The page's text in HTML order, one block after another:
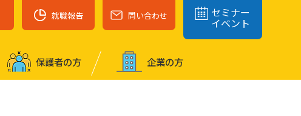
就職報告 問い合わせ セミナー
イベント
保護者の⽅ 企業の⽅